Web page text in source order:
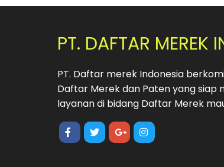
PT. DAFTAR MEREK
PT. Daftar merek Indonesia
Daftar Merek dan Paten yang siap
layanan di bidang Daftar Merek